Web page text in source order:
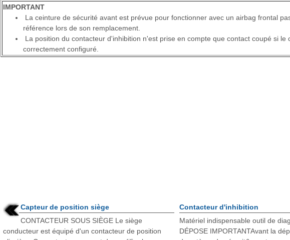
IMPORTANT
La ceinture de sécurité avant est prévue pour fonctionner avec un airbag frontal
référence lors de son remplacement.
La position du contacteur d'inhibition n'est prise en compte que contact coupé si le
correctement configuré.
Capteur de position siège
CONTACTEUR SOUS SIÈGE Le siège
conducteur est équipé d'un contacteur de position
Contacteur d'inhibition
Matériel indispensable outil de
DÉPOSE IMPORTANTAvant la